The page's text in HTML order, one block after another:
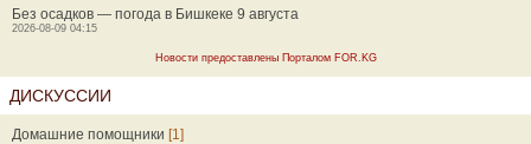
Без осадков — погода в Бишкеке 9 августа
2026-08-09 04:15
Новости предоставлены Порталом FOR.KG
ДИСКУССИИ
Домашние помощники [1]